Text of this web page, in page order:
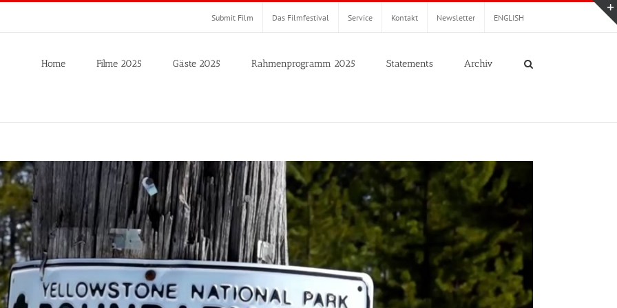
Submit Film Das Filmfestival Service Kontakt Newsletter ENGLISH
Home Filme 2025 Gäste 2025 Rahmenprogramm 2025 Statements Archiv